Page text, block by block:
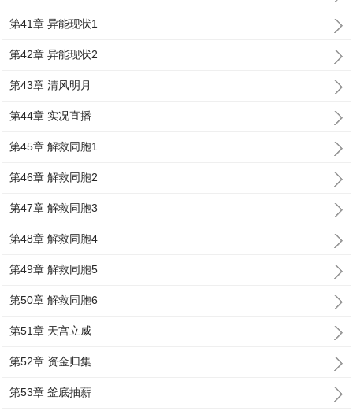
第41章 异能现状1
第42章 异能现状2
第43章 清风明月
第44章 实况直播
第45章 解救同胞1
第46章 解救同胞2
第47章 解救同胞3
第48章 解救同胞4
第49章 解救同胞5
第50章 解救同胞6
第51章 天宫立威
第52章 资金归集
第53章 釜底抽薪